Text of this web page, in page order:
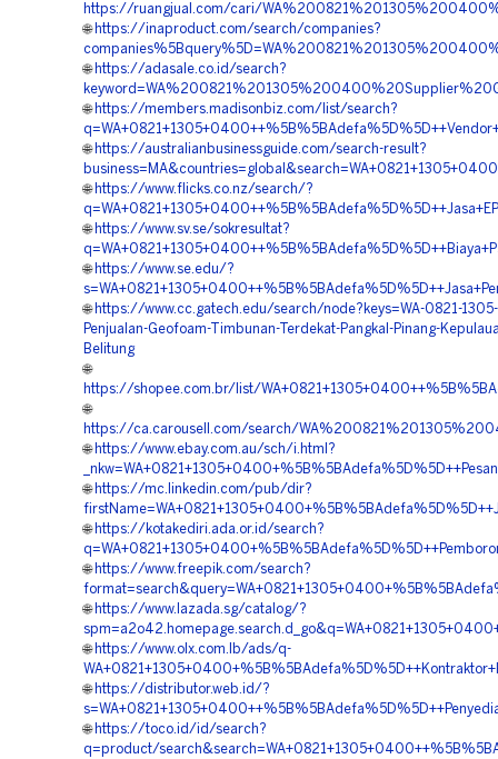
https://ruangjual.com/cari/
🌐 https://inaproduct.com/search/companies?
🌐 https://adasale.co.id/search?
🌐 https://members.madisonbiz.com/list/search?
🌐 https://australianbusinessguide.com/search-result?
🌐 https://www.flicks.co.nz/search/?
🌐 https://www.sv.se/sokresultat?
🌐 https://www.se.edu/?
🌐 https://www.cc.gatech.edu/search/node?keys=WA-0821-
Penjualan-Geofoam-Timbunan-Terdekat-Pangkal-Pinang-
Belitung
🌐
https://shopee.com.br/list/
🌐
https://ca.carousell.com/search/
🌐 https://www.ebay.com.au/sch/i.html?
🌐 https://mc.linkedin.com/pub/dir?
🌐 https://kotakediri.ada.or.id/search?
🌐 https://www.freepik.com/search?
🌐 https://www.lazada.sg/catalog/?
🌐 https://www.olx.com.lb/ads/q-
🌐 https://distributor.web.id/?
🌐 https://toco.id/id/search?
q=product/